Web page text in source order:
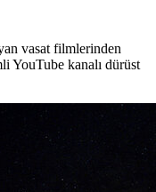
vasat filmlerinden
YouTube kanalı dürüst